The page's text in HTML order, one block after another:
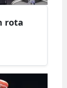
rota